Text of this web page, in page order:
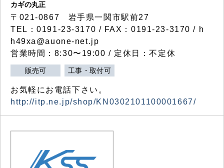
カギの丸正
〒021-0867 岩手県一関市駅前27
TEL：0191-23-3170 / FAX：0191-23-3170 / h
h49xa@auone-net.jp
営業時間：8:30〜19:00 / 定休日：不定休
販売可 工事・取付可
お気軽にお電話下さい。
http://itp.ne.jp/shop/KN0302101100001667/